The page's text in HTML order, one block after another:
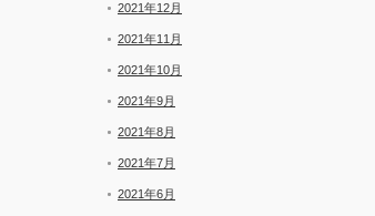
2021年12月
2021年11月
2021年10月
2021年9月
2021年8月
2021年7月
2021年6月